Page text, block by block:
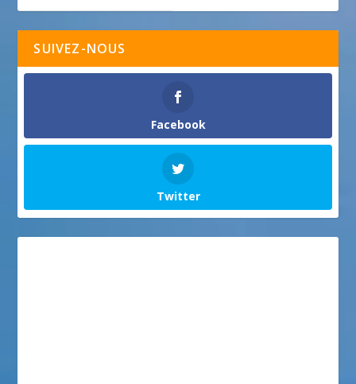
SUIVEZ-NOUS
Facebook
Twitter